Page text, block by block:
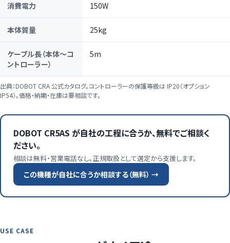
消費電力 150W
本体質量 25kg
ケーブル長（本体〜コ
ントローラー）
5m
出典：DOBOT CRA 公式カタログ。コントローラーの保護等級は IP20（オプション
IP54）。価格・納期・在庫は要相談です。
DOBOT CR5AS が自社の工程に合うか、無料でご相談く
ださい。
相談は無料・営業電話なし。正規取扱として選定から支援します。
この機種が自社に合うか相談する（無料） →
USE CASE